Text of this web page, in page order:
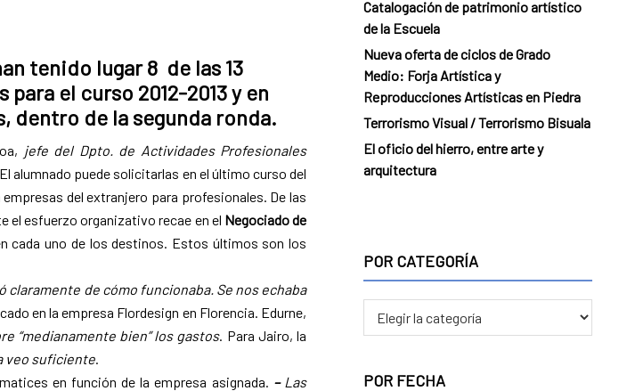
tenido lugar 8 de las 13
el curso 2012-2013 y en
dentro de la segunda ronda.
jefe del Dpto. de Actividades Profesionales
alumnado puede solicitarlas en el último curso del
del extranjero para profesionales. De las
el esfuerzo organizativo recae en el Negociado de
cada uno de los destinos. Estos últimos son los
de cómo funcionaba. Se nos echaba
en la empresa Flordesign en Florencia. Edurne,
“medianamente bien” los gastos. Para Jairo, la
veo suficiente
en función de la empresa asignada. – Las
Catalogación de patrimonio artístico
de la Escuela
Nueva oferta de ciclos de Grado
Medio: Forja Artística y
Reproducciones Artísticas en Piedra
Terrorismo Visual / Terrorismo Bisuala
El oficio del hierro, entre arte y
arquitectura
POR CATEGORÍA
CATEGORÍA
POR FECHA